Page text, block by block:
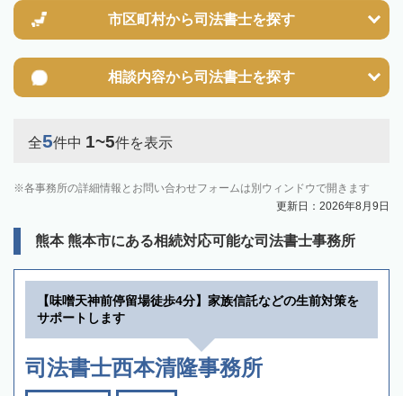
市区町村から司法書士を探す
相談内容から司法書士を探す
全5件中 1~5件を表示
各事務所の詳細情報とお問い合わせフォームは別ウィンドウで開きます
更新日：2026年8月9日
熊本 熊本市にある相続対応可能な司法書士事務所
【味噌天神前停留場徒歩4分】家族信託などの生前対策を
サポートします
司法書士西本清隆事務所